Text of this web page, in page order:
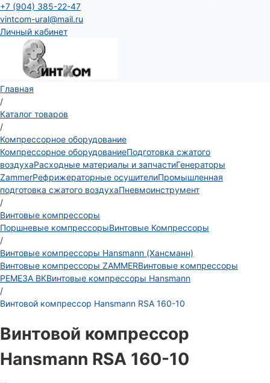
+7 (904) 385-22-47
vintcom-ural@mail.ru
Личный кабинет
Главная
/
Каталог товаров
/
Компрессорное оборудование
Компрессорное оборудованиеПодготовка сжатого
воздухаРасходные материалы и запчастиГенераторы
ZammerРефрижераторные осушителиПромышленная
подготовка сжатого воздухаПневмоинструмент
/
Винтовые компрессоры
Поршневые компрессорыВинтовые Компрессоры
/
Винтовые компрессоры Hansmann (Хансманн)
Винтовые компрессоры ZAMMERВинтовые компрессоры
РЕМЕЗА ВКВинтовые компрессоры Hansmann
/
Винтовой компрессор Hansmann RSA 160-10
Винтовой компрессор
Hansmann RSA 160-10